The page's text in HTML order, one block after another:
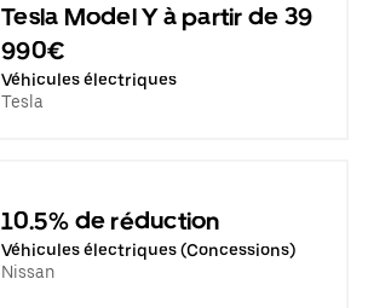
Tesla Model Y à partir de 39
990€
Véhicules électriques
Tesla
10.5% de réduction
Véhicules électriques (Concessions)
Nissan